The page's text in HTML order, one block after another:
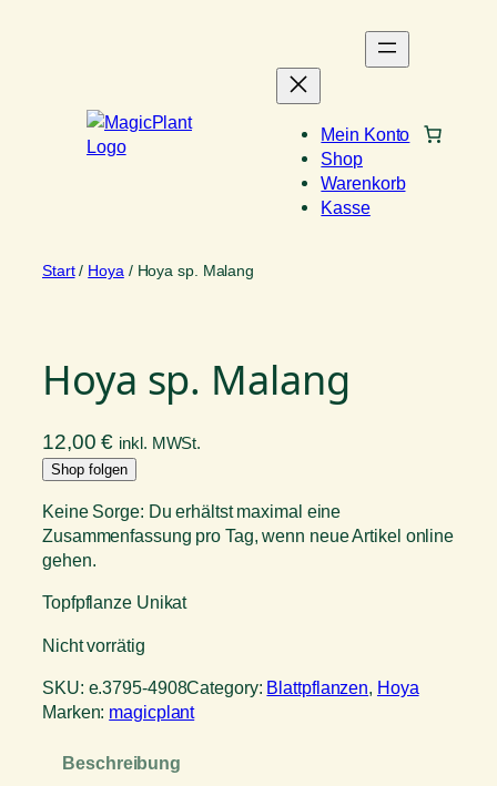
Mein Konto
Shop
Warenkorb
Kasse
Start/ Hoya / Hoya sp. Malang
Hoya sp. Malang
12,00€ inkl. MWSt.
Shop folgen
Keine Sorge: Du erhältst maximal eine
Zusammenfassung pro Tag, wenn neue Artikel online
gehen.
Topfpflanze Unikat
Nicht vorrätig
SKU: e.3795-4908Category: Blattpflanzen, Hoya
Marken: magicplant
Beschreibung